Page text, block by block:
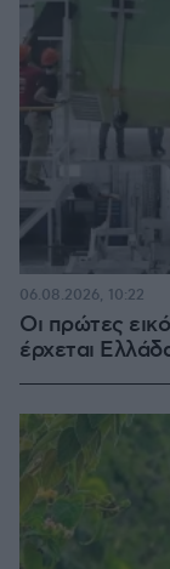
Οι πρώτες
έρχεται
06.08.2026, 10:22